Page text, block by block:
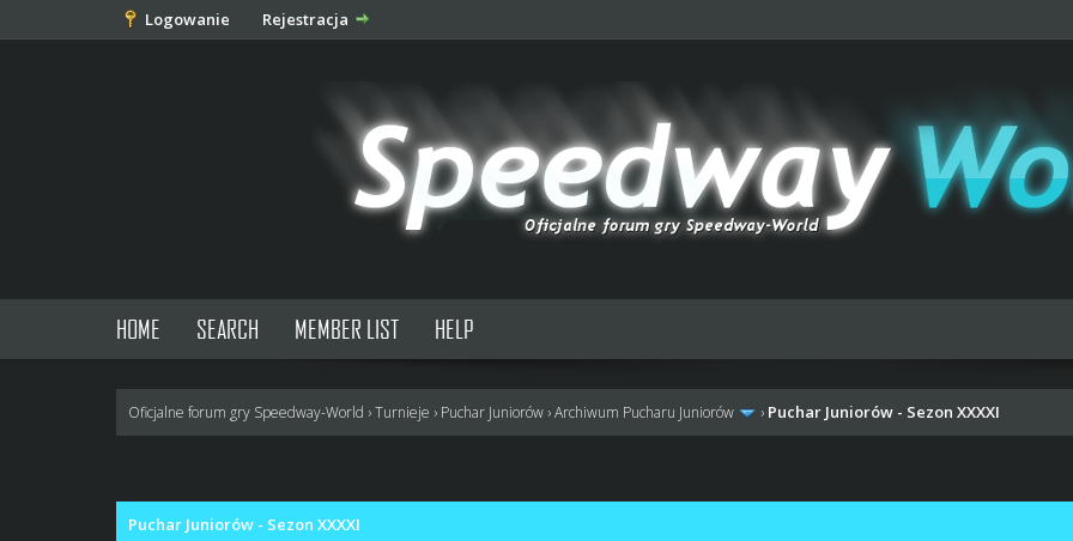
Logowanie Rejestracja
HOME SEARCH MEMBER LIST HELP
Oficjalne forum gry Speedway-World ›Turnieje › Puchar Juniorów ›Archiwum Pucharu Juniorów › Puchar Juniorów - Sezon XXXXI
Puchar Juniorów - Sezon XXXXI